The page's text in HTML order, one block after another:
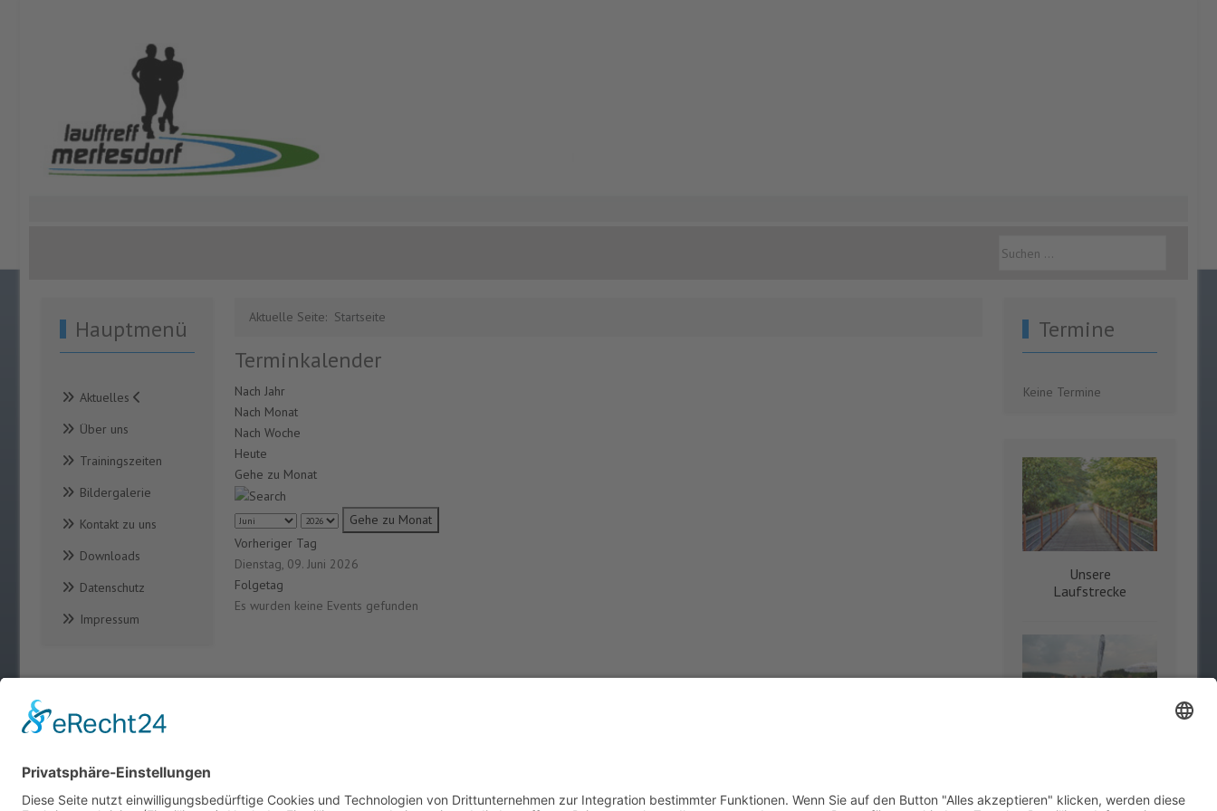
Hauptmenü
Aktuelles
Über uns
Trainingszeiten
Bildergalerie
Kontakt zu uns
Downloads
Datenschutz
Impressum
Aktuelle Seite: Startseite
Terminkalender
Nach Jahr
Nach Monat
Nach Woche
Heute
Gehe zu Monat
Gehe zu Monat
Vorheriger Tag
Dienstag, 09. Juni 2026
Folgetag
Es wurden keine Events gefunden
Termine
Keine Termine
Unsere
Laufstrecke